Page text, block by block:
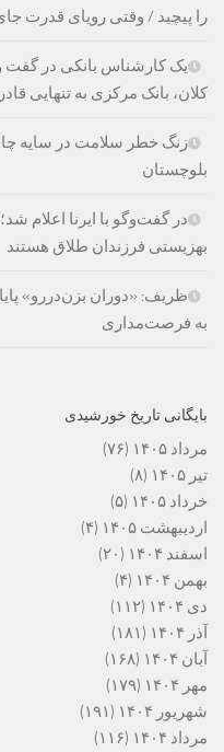
را پیچید / وقتی رویای قدرت
یک کارشناس بانکی در گفت
کلان، بانک مرکزی به تنهایی
زنگ خطر سلامت در سایه
بلوچستان
بهزیستی فرزندان طلاق هستند
ظریف: «دوران بزن‌دررو»
به فرصت‌مداری
بایگانی تاریخ خورشیدی
مرداد ۱۴۰۵
(۷۶)
تیر ۱۴۰۵
(۸)
خرداد ۱۴۰۵
(۵)
اردیبهشت ۱۴۰۵
(۴)
اسفند ۱۴۰۴
(۲۰)
بهمن ۱۴۰۴
(۴)
دی ۱۴۰۴
(۱۱۲)
آذر ۱۴۰۴
(۱۸۱)
آبان ۱۴۰۴
(۱۶۸)
مهر ۱۴۰۴
(۱۷۹)
شهریور ۱۴۰۴
(۱۹۱)
مرداد ۱۴۰۴
(۱۱۶)